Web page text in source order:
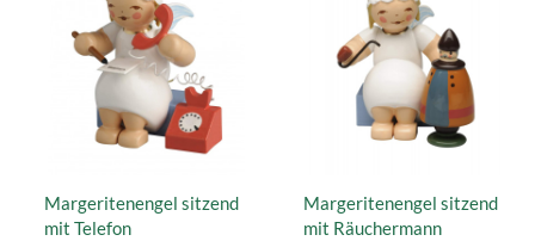
Margeritenengel sitzend
mit Telefon
Margeritenengel sitzend
mit Räuchermann